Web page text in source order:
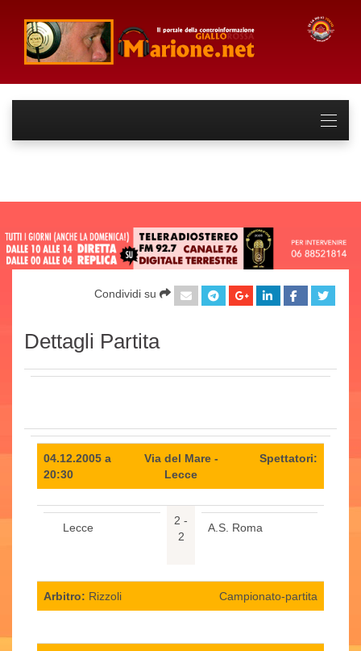
Condividi su
Dettagli Partita
04.12.2005 a
20:30
Via del Mare -
Lecce
Spettatori:
Lecce
2 -
2
A.S. Roma
Arbitro: Rizzoli Campionato-partita